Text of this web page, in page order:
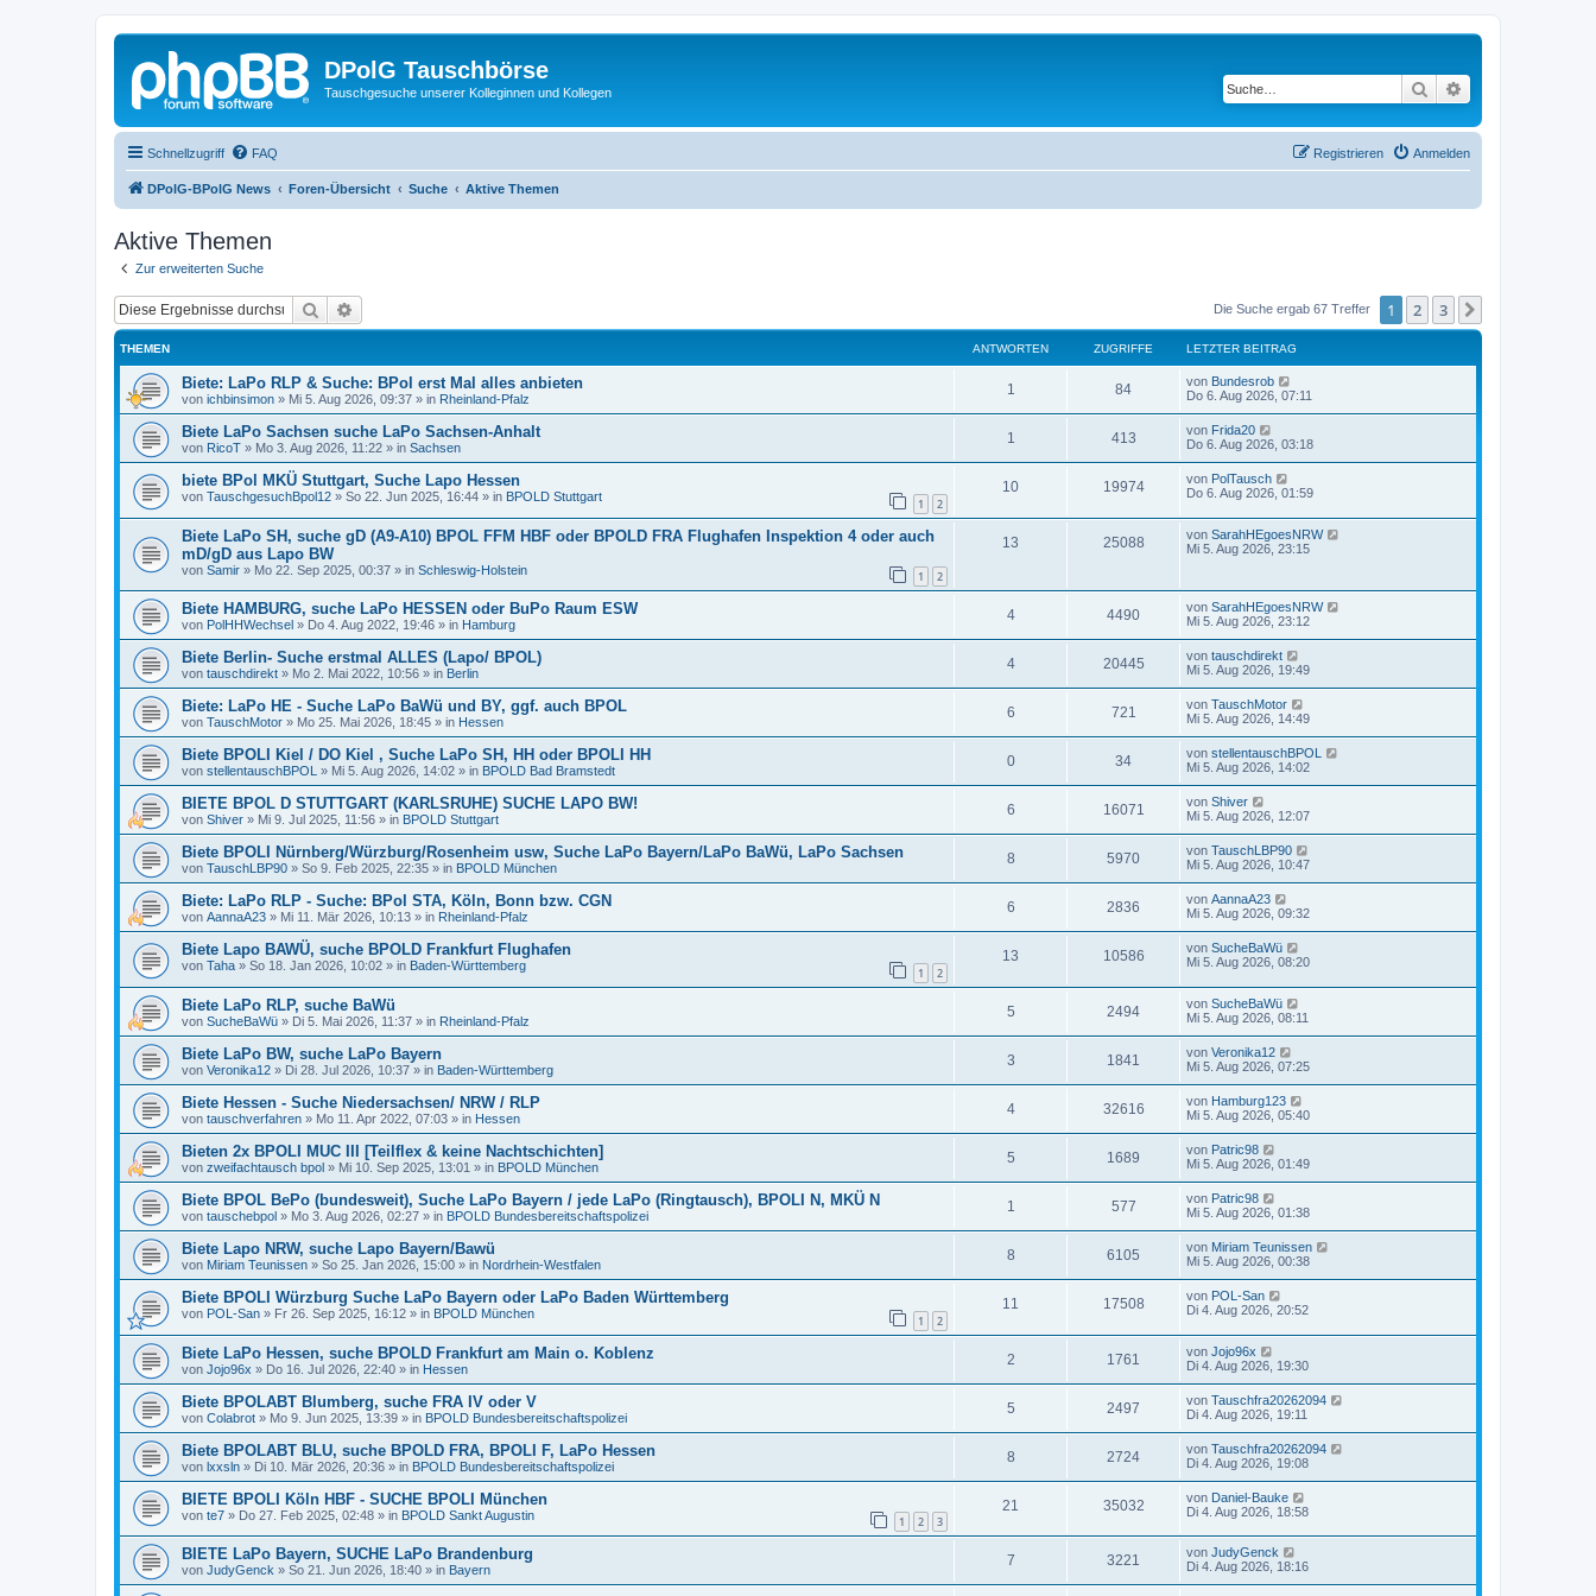
DPolG Tauschbörse
Tauschgesuche unserer Kolleginnen und Kollegen Suche
Schnellzugriff FAQ Anmelden
Registrieren
DPolG-BPolG News Foren-Übersicht Suche Aktive Themen
Aktive Themen
Zur erweiterten Suche
Suche Die Suche ergab 67 Treffer 1 2 3
THEMEN ANTWORTEN ZUGRIFFE LETZTER BEITRAG
Biete: LaPo RLP & Suche: BPol erst Mal alles anbieten
von ichbinsimon » Mi 5. Aug 2026, 09:37 » in Rheinland-Pfalz
1 84 von Bundesrob
Do 6. Aug 2026, 07:11
Biete LaPo Sachsen suche LaPo Sachsen-Anhalt
von RicoT » Mo 3. Aug 2026, 11:22 » in Sachsen
1 413 von Frida20
Do 6. Aug 2026, 03:18
biete BPol MKÜ Stuttgart, Suche Lapo Hessen
von TauschgesuchBpol12 » So 22. Jun 2025, 16:44 » in BPOLD Stuttgart 1 2
10 19974 von PolTausch
Do 6. Aug 2026, 01:59
Biete LaPo SH, suche gD (A9-A10) BPOL FFM HBF oder BPOLD FRA Flughafen Inspektion 4 oder auch
mD/gD aus Lapo BW
von Samir » Mo 22. Sep 2025, 00:37 » in Schleswig-Holstein 1 2
13 25088 von SarahHEgoesNRW
Mi 5. Aug 2026, 23:15
Biete HAMBURG, suche LaPo HESSEN oder BuPo Raum ESW
von PolHHWechsel » Do 4. Aug 2022, 19:46 » in Hamburg
4 4490 von SarahHEgoesNRW
Mi 5. Aug 2026, 23:12
Biete Berlin- Suche erstmal ALLES (Lapo/ BPOL)
von tauschdirekt » Mo 2. Mai 2022, 10:56 » in Berlin
4 20445 von tauschdirekt
Mi 5. Aug 2026, 19:49
Biete: LaPo HE - Suche LaPo BaWü und BY, ggf. auch BPOL
von TauschMotor » Mo 25. Mai 2026, 18:45 » in Hessen
6 721 von TauschMotor
Mi 5. Aug 2026, 14:49
Biete BPOLI Kiel / DO Kiel , Suche LaPo SH, HH oder BPOLI HH
von stellentauschBPOL » Mi 5. Aug 2026, 14:02 » in BPOLD Bad Bramstedt
0 34 von stellentauschBPOL
Mi 5. Aug 2026, 14:02
BIETE BPOL D STUTTGART (KARLSRUHE) SUCHE LAPO BW!
von Shiver » Mi 9. Jul 2025, 11:56 » in BPOLD Stuttgart
6 16071 von Shiver
Mi 5. Aug 2026, 12:07
Biete BPOLI Nürnberg/Würzburg/Rosenheim usw, Suche LaPo Bayern/LaPo BaWü, LaPo Sachsen
von TauschLBP90 » So 9. Feb 2025, 22:35 » in BPOLD München
8 5970 von TauschLBP90
Mi 5. Aug 2026, 10:47
Biete: LaPo RLP - Suche: BPol STA, Köln, Bonn bzw. CGN
von AannaA23 » Mi 11. Mär 2026, 10:13 » in Rheinland-Pfalz
6 2836 von AannaA23
Mi 5. Aug 2026, 09:32
Biete Lapo BAWÜ, suche BPOLD Frankfurt Flughafen
von Taha » So 18. Jan 2026, 10:02 » in Baden-Württemberg 1 2
13 10586 von SucheBaWü
Mi 5. Aug 2026, 08:20
Biete LaPo RLP, suche BaWü
von SucheBaWü » Di 5. Mai 2026, 11:37 » in Rheinland-Pfalz
5 2494 von SucheBaWü
Mi 5. Aug 2026, 08:11
Biete LaPo BW, suche LaPo Bayern
von Veronika12 » Di 28. Jul 2026, 10:37 » in Baden-Württemberg
3 1841 von Veronika12
Mi 5. Aug 2026, 07:25
Biete Hessen - Suche Niedersachsen/ NRW / RLP
von tauschverfahren » Mo 11. Apr 2022, 07:03 » in Hessen
4 32616 von Hamburg123
Mi 5. Aug 2026, 05:40
Bieten 2x BPOLI MUC III [Teilflex & keine Nachtschichten]
von zweifachtausch bpol » Mi 10. Sep 2025, 13:01 » in BPOLD München
5 1689 von Patric98
Mi 5. Aug 2026, 01:49
Biete BPOL BePo (bundesweit), Suche LaPo Bayern / jede LaPo (Ringtausch), BPOLI N, MKÜ N
von tauschebpol » Mo 3. Aug 2026, 02:27 » in BPOLD Bundesbereitschaftspolizei
1 577 von Patric98
Mi 5. Aug 2026, 01:38
Biete Lapo NRW, suche Lapo Bayern/Bawü
von Miriam Teunissen » So 25. Jan 2026, 15:00 » in Nordrhein-Westfalen
8 6105 von Miriam Teunissen
Mi 5. Aug 2026, 00:38
Biete BPOLI Würzburg Suche LaPo Bayern oder LaPo Baden Württemberg
von POL-San » Fr 26. Sep 2025, 16:12 » in BPOLD München 1 2
11 17508 von POL-San
Di 4. Aug 2026, 20:52
Biete LaPo Hessen, suche BPOLD Frankfurt am Main o. Koblenz
von Jojo96x » Do 16. Jul 2026, 22:40 » in Hessen
2 1761 von Jojo96x
Di 4. Aug 2026, 19:30
Biete BPOLABT Blumberg, suche FRA IV oder V
von Colabrot » Mo 9. Jun 2025, 13:39 » in BPOLD Bundesbereitschaftspolizei
5 2497 von Tauschfra20262094
Di 4. Aug 2026, 19:11
Biete BPOLABT BLU, suche BPOLD FRA, BPOLI F, LaPo Hessen
von lxxsln » Di 10. Mär 2026, 20:36 » in BPOLD Bundesbereitschaftspolizei
8 2724 von Tauschfra20262094
Di 4. Aug 2026, 19:08
BIETE BPOLI Köln HBF - SUCHE BPOLI München
von te7 » Do 27. Feb 2025, 02:48 » in BPOLD Sankt Augustin 1 2 3
21 35032 von Daniel-Bauke
Di 4. Aug 2026, 18:58
BIETE LaPo Bayern, SUCHE LaPo Brandenburg
von JudyGenck » So 21. Jun 2026, 18:40 » in Bayern
7 3221 von JudyGenck
Di 4. Aug 2026, 18:16